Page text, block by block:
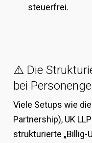
steuerfrei.
⚠️ Die
bei
Viele Setups wie
Partnership), UK
strukturierte „Billig-